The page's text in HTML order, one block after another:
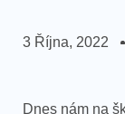
3 Října, 2022
Dnes nám na